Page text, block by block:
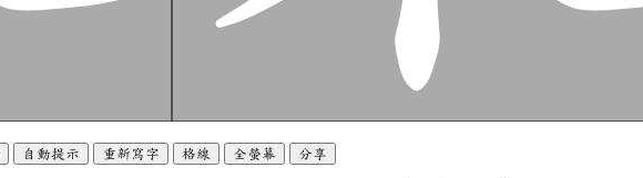
自動提示 重新寫字 格線 全螢幕 分享